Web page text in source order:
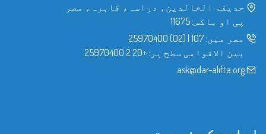
حدیقۃ الخالدین، دراسہ، قاہرہ، مصر
پی او باکس: 11675
مصر میں: 107
|
(02) 25970400
بین الاقوامی سطح پر: +20 2 25970400
ask@dar-alifta.org